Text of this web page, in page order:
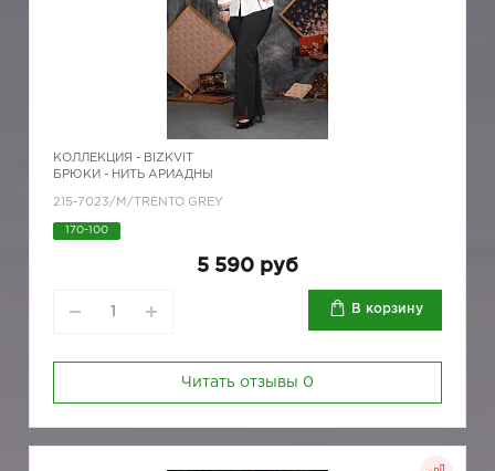
КОЛЛЕКЦИЯ - BIZKVIT
БРЮКИ - НИТЬ АРИАДНЫ
215-7023/M/TRENTO GREY
170-100
5 590 руб
В корзину
Читать отзывы 0